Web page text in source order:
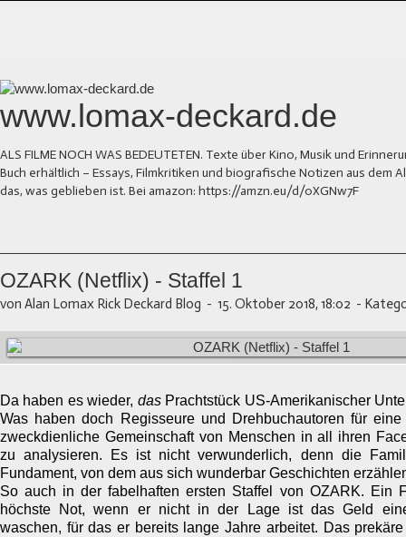
www.lomax-deckard.de
ALS FILME NOCH WAS BEDEUTETEN. Texte über Kino, Musik und
Buch erhältlich – Essays, Filmkritiken und biografische Notizen aus dem
das, was geblieben ist. Bei amazon: https://amzn.eu/d/0XGNw7F
OZARK (Netflix) - Staffel 1
von Alan Lomax Rick Deckard Blog - 15. Oktober 2018, 18:02 -
Da haben es wieder, dasPrachtstück US-Amerikanischer
Was haben doch Regisseure und Drehbuchautoren für
zweckdienliche Gemeinschaft von Menschen in all ihren
zu analysieren. Es ist nicht verwunderlich, denn die
Fundament, von dem aus sich wunderbar Geschichten
So auch in der fabelhaften ersten Staffel von OZARK. Ein
höchste Not, wenn er nicht in der Lage ist das Geld
waschen, für das er bereits lange Jahre arbeitet. Das